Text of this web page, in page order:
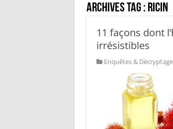
Archives tag : ricin
11 façons dont
irrésistibles
Enquêtes & Décryptage